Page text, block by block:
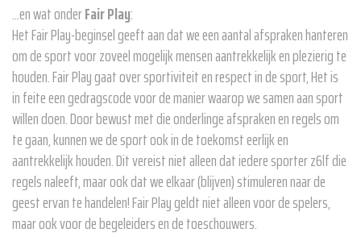
...en wat onderFair Play:
Het Fair Play-beginsel geeft aan dat we een aantal afspraken hanteren
om de sport voor zoveel mogelijk mensen aantrekkelijk en plezierig te
houden. Fair Play gaat over sportiviteit en respect in de sport, Het is
in feite een gedragscode voor de manier waarop we samen aan sport
willen doen. Door bewust met die onderlinge afspraken en regels om
te gaan, kunnen we de sport ook in de toekomst eerlijk en
aantrekkelijk houden. Dit vereist niet alleen dat iedere sporter z6lf die
regels naleeft, maar ook dat we elkaar (blijven) stimuleren naar de
geest ervan te handelen! Fair Play geldt niet alleen voor de spelers,
maar ook voor de begeleiders en de toeschouwers.